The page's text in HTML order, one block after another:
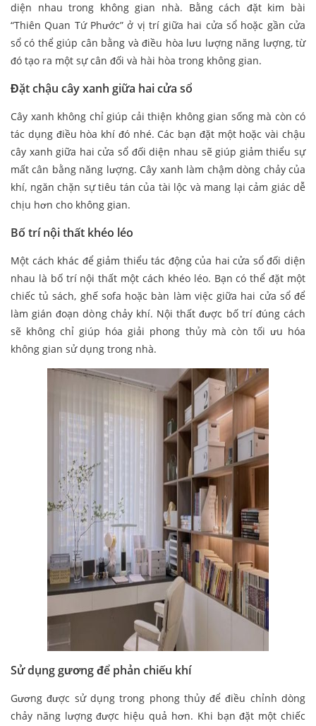
diện nhau trong không gian nhà. Bằng cách đặt kim bài
“Thiên Quan Tứ Phước” ở vị trí giữa hai cửa sổ hoặc gần cửa
sổ có thể giúp cân bằng và điều hòa lưu lượng năng lượng, từ
đó tạo ra một sự cân đối và hài hòa trong không gian.
Đặt chậu cây xanh giữa hai cửa sổ
Cây xanh không chỉ giúp cải thiện không gian sống mà còn có
tác dụng điều hòa khí đó nhé. Các bạn đặt một hoặc vài chậu
cây xanh giữa hai cửa sổ đối diện nhau sẽ giúp giảm thiểu sự
mất cân bằng năng lượng. Cây xanh làm chậm dòng chảy của
khí, ngăn chặn sự tiêu tán của tài lộc và mang lại cảm giác dễ
chịu hơn cho không gian.
Bố trí nội thất khéo léo
Một cách khác để giảm thiểu tác động của hai cửa sổ đối diện
nhau là bố trí nội thất một cách khéo léo. Bạn có thể đặt một
chiếc tủ sách, ghế sofa hoặc bàn làm việc giữa hai cửa sổ để
làm gián đoạn dòng chảy khí. Nội thất được bố trí đúng cách
sẽ không chỉ giúp hóa giải phong thủy mà còn tối ưu hóa
không gian sử dụng trong nhà.
Sử dụng gương để phản chiếu khí
Gương được sử dụng trong phong thủy để điều chỉnh dòng
chảy năng lượng được hiệu quả hơn. Khi bạn đặt một chiếc